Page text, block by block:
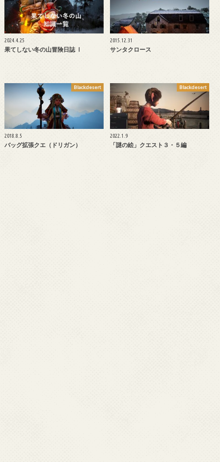
2024.4.25
果てしない冬の山冒険日誌 Ⅰ
2015.12.31
サンタクロース
Blackdesert
2018.8.5
バッグ拡張クエ（ドリガン）
Blackdesert
2022.1.9
「謎の絵」クエスト３・５編